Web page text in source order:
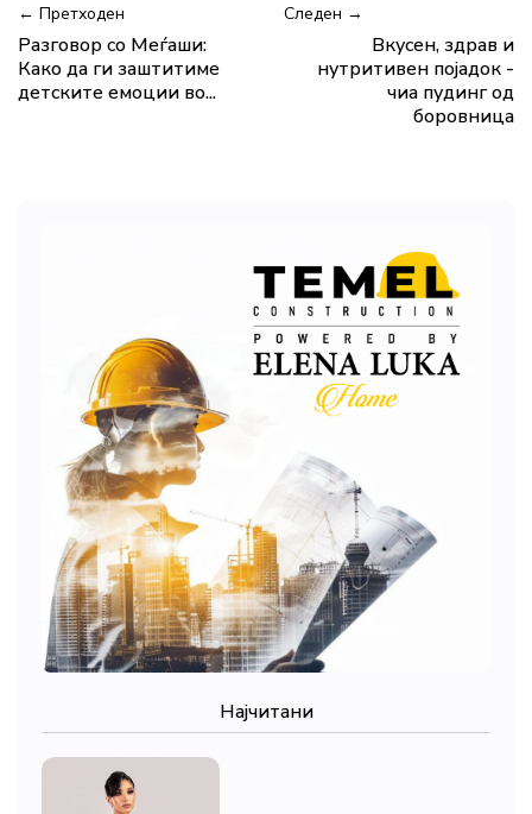
← Претходен
Разговор со Меѓаши:
Како да ги заштитиме
детските емоции во...
Следен →
Вкусен, здрав и
нутритивен појадок -
чиа пудинг од
боровница
Најчитани